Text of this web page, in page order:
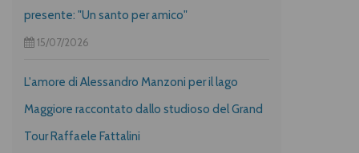
presente: "Un santo per amico"
15/07/2026
L'amore di Alessandro Manzoni per il lago
Maggiore raccontato dallo studioso del Grand
Tour Raffaele Fattalini